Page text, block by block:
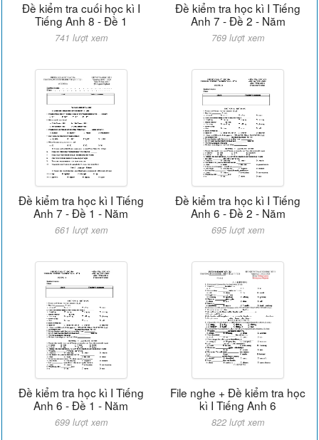
Đề kiểm tra cuối học kì I
Tiếng Anh 8 - Đề 1
741 lượt xem
Đề kiểm tra học kì I Tiếng
Anh 7 - Đề 2 - Năm
769 lượt xem
Đề kiểm tra học kì I Tiếng
Anh 7 - Đề 1 - Năm
661 lượt xem
Đề kiểm tra học kì I Tiếng
Anh 6 - Đề 2 - Năm
695 lượt xem
Đề kiểm tra học kì I Tiếng
Anh 6 - Đề 1 - Năm
699 lượt xem
File nghe + Đề kiểm tra học
kì I Tiếng Anh 6
822 lượt xem